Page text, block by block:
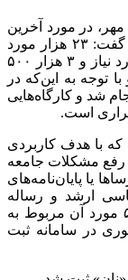
در مورد آخرین
آمار ایده‌ها و نیازهای ثبت شده در سامانه نان گفت: ۲۳ هزار مورد
ثبت شده که از میان تقریباً ۱۹ هزار و ۵۰۰ مورد نیاز و ۳ هزار ۵۰۰
توجه به این‌که در
شد و کارگاه‌هایی
است.
با هدف کاربردی
رفع مشکلات جامعه
یا پایان‌نامه‌های
کارشناسی ارشد و رساله
دکتری ثبت شده است که حدود ۳ هزار و ۵۰۰ مورد آن مربوط به
در سامانه ثبت